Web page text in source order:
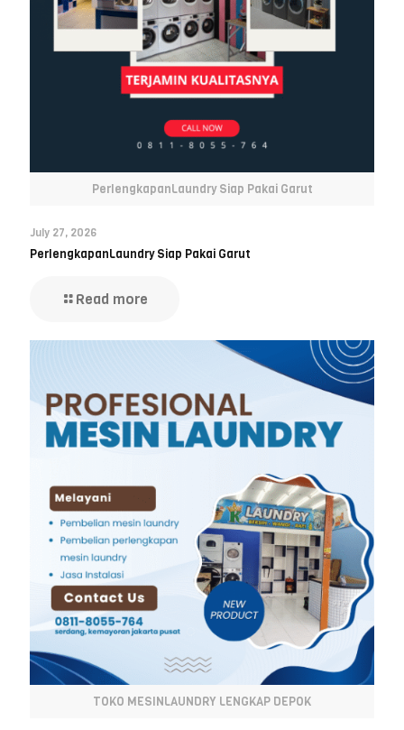
PerlengkapanLaundry Siap Pakai Garut
July 27, 2026
PerlengkapanLaundry Siap Pakai Garut
Read more
TOKO MESINLAUNDRY LENGKAP DEPOK